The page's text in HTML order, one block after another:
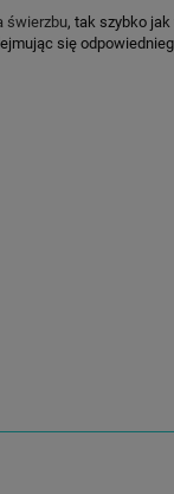
świerzbu, tak szybko
się